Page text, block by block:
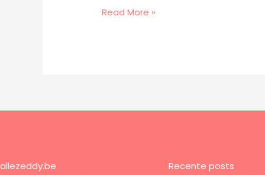
Read More »
allezeddy.be
Recente posts